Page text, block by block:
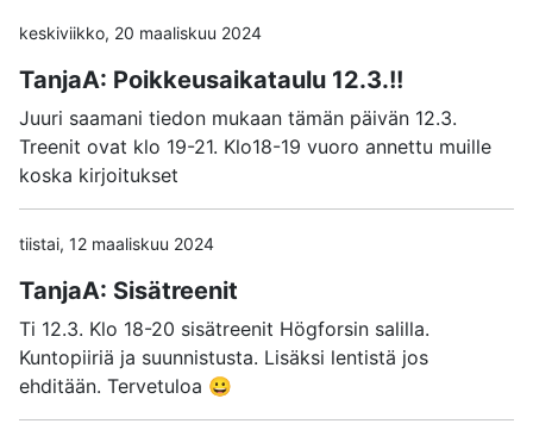
keskiviikko, 20 maaliskuu 2024
TanjaA: Poikkeusaikataulu 12.3.!!
Juuri saamani tiedon mukaan tämän päivän 12.3.
Treenit ovat klo 19-21. Klo18-19 vuoro annettu muille
koska kirjoitukset
tiistai, 12 maaliskuu 2024
TanjaA: Sisätreenit
Ti 12.3. Klo 18-20 sisätreenit Högforsin salilla.
Kuntopiiriä ja suunnistusta. Lisäksi lentistä jos
ehditään. Tervetuloa 😀